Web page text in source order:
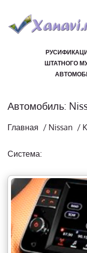
ШТАТНОГО
Автомобиль:
Главная / Nissan /
Система: